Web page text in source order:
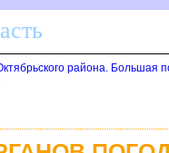
района. Большая